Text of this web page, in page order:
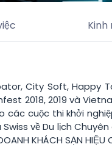
Kinh
City Soft, Happy
2018, 2019 và
cuộc thi khởi
Swiss về Du lịch
KHÁCH SẠN HIỆU